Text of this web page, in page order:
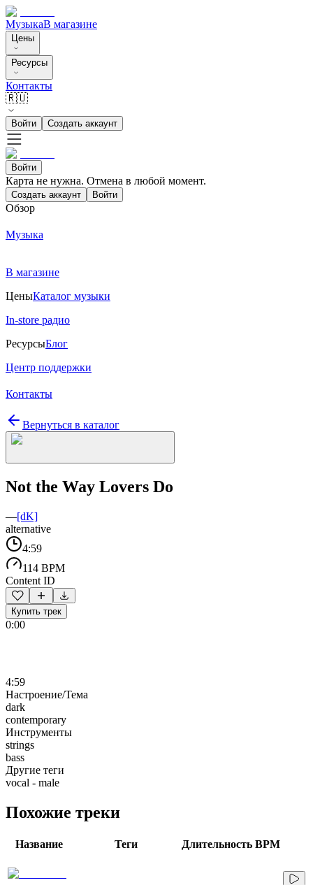
МузыкаВ магазине
Цены
Ресурсы
Контакты
🇷🇺
Войти Создать аккаунт
Войти
Карта не нужна. Отмена в любой момент.
Создать аккаунт Войти
Обзор
Музыка
В магазине
ЦеныКаталог музыки
In-store радио
РесурсыБлог
Центр поддержки
Контакты
Вернуться в каталог
Not the Way Lovers Do
—[dK]
alternative
4:59
114 BPM
Content ID
Купить трек
0:00
4:59
Настроение/Тема
dark
contemporary
Инструменты
strings
bass
Другие теги
vocal - male
Похожие треки
Название Теги Длительность BPM